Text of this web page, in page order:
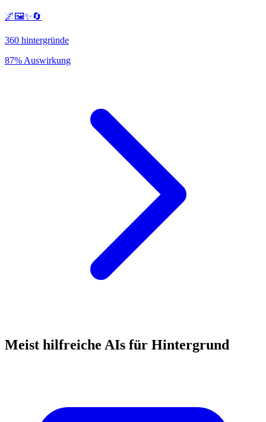
🌌🖼️✨🔄
360 hintergründe
87% Auswirkung
Meist hilfreiche AIs für Hintergrund